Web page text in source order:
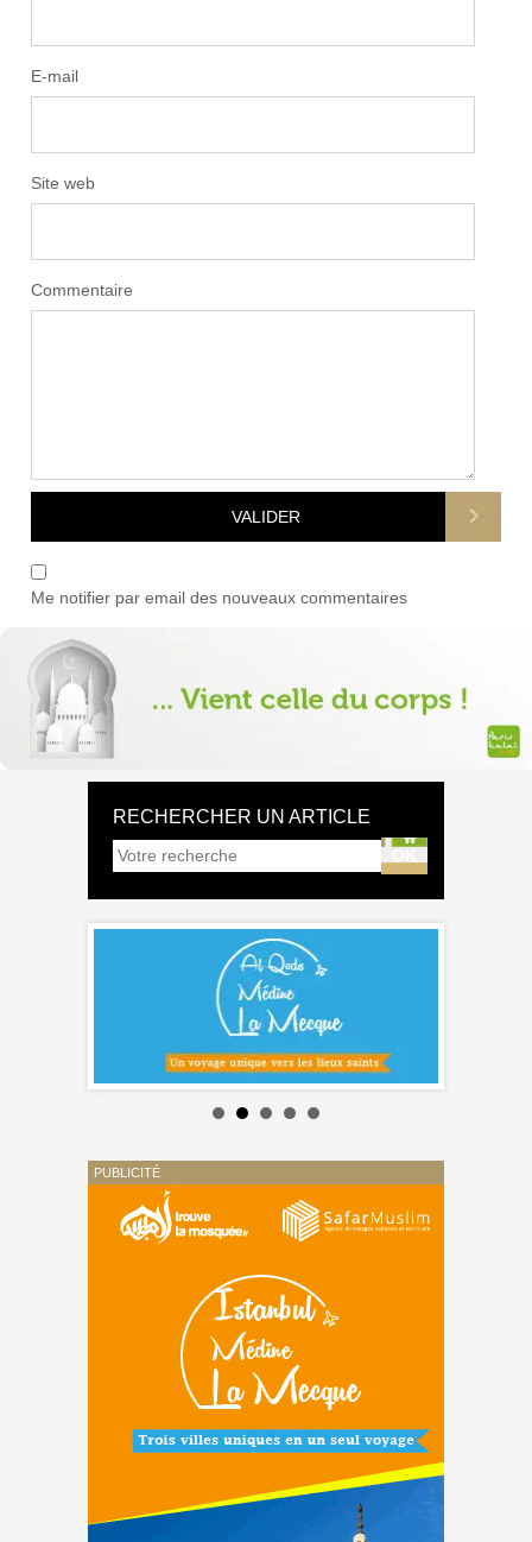
E-mail
Site web
Commentaire
Me notifier par email des nouveaux commentaires
RECHERCHER UN ARTICLE
PUBLICITÉ